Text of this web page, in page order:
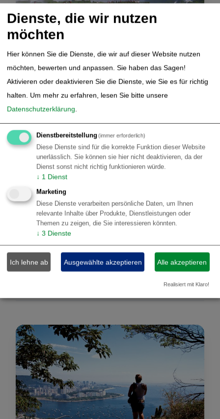
Reisebeispiele Rundreisen Brasilien | Rio de Janeiro | Ilha
Brasilien
14-tägige Rundreise Rio de Janeiro, Costa
Verde und Foz do Iguaçu
Highlights von Rio und der Costa Verde
Entdecken Sie die spektakulären Wasserfälle von Foz do
Iguaçu
Kombination von Städten, Strand und wunderschöner
Natur
2 Wochen Rundreise Brasilien
Rio de Janeiro - Ilha Grande - Paraty - Foz do Iguaçu
€ 1.528,00
p.p.
Details
Dienste, die wir nutzen
möchten
Hier können Sie die Dienste, die wir auf dieser Website nutzen
möchten, bewerten und anpassen. Sie haben das Sagen!
Aktivieren oder deaktivieren Sie die Dienste, wie Sie es für richtig
halten. Um mehr zu erfahren, lesen Sie bitte unsere
Datenschutzerklärung.
Dienstbereitstellung(immer erforderlich)
Diese Dienste sind für die korrekte Funktion dieser Website
unerlässlich. Sie können sie hier nicht deaktivieren, da der
Dienst sonst nicht richtig funktionieren würde.
↓ 1 Dienst
Marketing
Diese Dienste verarbeiten persönliche Daten, um Ihnen
relevante Inhalte über Produkte, Dienstleistungen oder
Themen zu zeigen, die Sie interessieren könnten.
↓ 3 Dienste
Ich lehne ab Ausgewählte akzeptieren Alle akzeptieren
Realisiert mit Klaro!